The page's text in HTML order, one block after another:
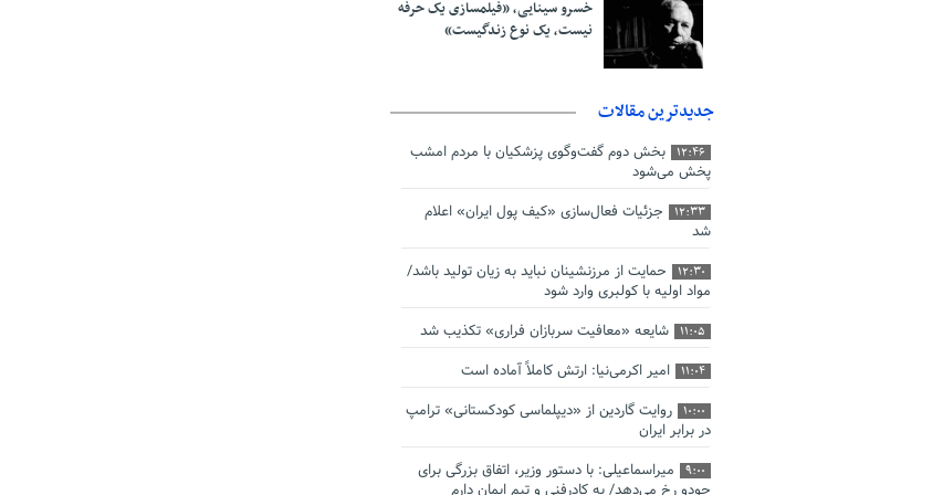
خسرو سینایی، «فیلمسازی یک حرفه
نیست، یک نوع زندگیست»
جدیدترین مقالات
12:46
بخش دوم گفت‌وگوی پزشکیان با مردم امشب
پخش می‌شود
12:33
جزئیات فعال‌سازی «کیف پول ایران» اعلام
شد
12:30
حمایت از مرزنشینان نباید به زیان تولید باشد/
مواد اولیه با کولبری وارد شود
11:05 شایعه «معافیت سربازان فراری» تکذیب شد
11:04 امیر اکرمی‌نیا: ارتش کاملاً آماده است
10:00
روایت گاردین از «دیپلماسی کودکستانی» ترامپ
در برابر ایران
9:00
میراسماعیلی: با دستور وزیر، اتفاق بزرگی برای